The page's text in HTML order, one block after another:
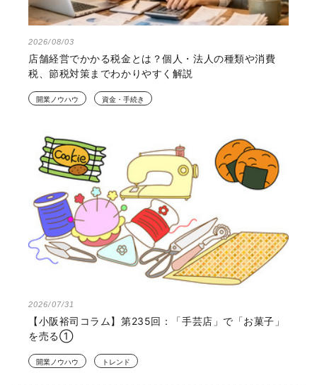
2026/08/03
店舗経営でかかる税金とは？個人・法人の種類や消費
税、節税対策までわかりやすく解説
開業ノウハウ 資金・手続き
2026/07/31
【小阪裕司コラム】第235回：「手芸店」で「お菓子」
を売る①
開業ノウハウ トレンド